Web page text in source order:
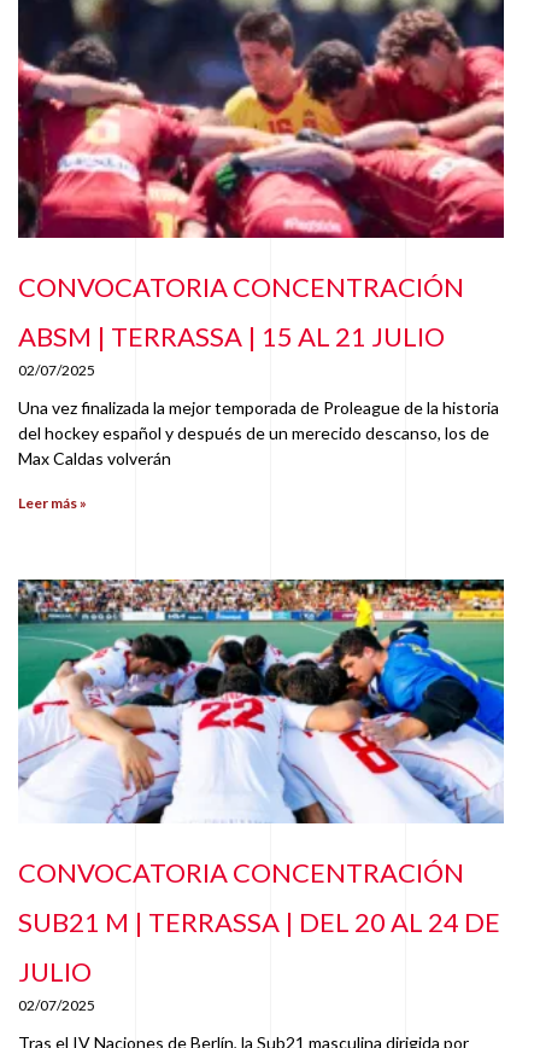
CONVOCATORIA CONCENTRACIÓN
ABSM | TERRASSA | 15 AL 21 JULIO
02/07/2025
Una vez finalizada la mejor temporada de Proleague de la historia
del hockey español y después de un merecido descanso, los de
Max Caldas volverán
Leer más »
CONVOCATORIA CONCENTRACIÓN
SUB21 M | TERRASSA | DEL 20 AL 24 DE
JULIO
02/07/2025
Tras el IV Naciones de Berlín, la Sub21 masculina dirigida por